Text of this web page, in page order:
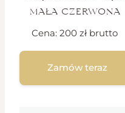
mała czerwona
Cena: 200 zł brutto
Zamów teraz